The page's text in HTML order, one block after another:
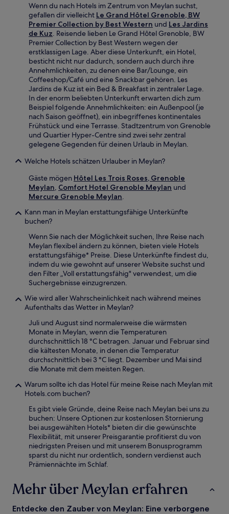
Wenn du nach Hotels im Zentrum von Meylan suchst,
gefallen dir vielleicht Le Grand Hôtel Grenoble, BW
Premier Collection by Best Western und Les Jardins
de Kuz. Reisende lieben Le Grand Hôtel Grenoble, BW
Premier Collection by Best Western wegen der
erstklassigen Lage. Aber diese Unterkunft, ein Hotel,
besticht nicht nur dadurch, sondern auch durch ihre
Annehmlichkeiten, zu denen eine Bar/Lounge, ein
Coffeeshop/Café und eine Snackbar gehören. Les
Jardins de Kuz ist ein Bed & Breakfast in zentraler Lage.
In der enorm beliebten Unterkunft erwarten dich zum
Beispiel folgende Annehmlichkeiten: ein Außenpool (je
nach Saison geöffnet), ein inbegriffenes kontinentales
Frühstück und eine Terrasse. Stadtzentrum von Grenoble
und Quartier Hyper-Centre sind zwei sehr zentral
gelegene Gegenden für deinen Urlaub in Meylan.
Welche Hotels schätzen Urlauber in Meylan?
Gäste mögen Hôtel Les Trois Roses, Grenoble
Meylan, Comfort Hotel Grenoble Meylan und
Mercure Grenoble Meylan.
Kann man in Meylan erstattungsfähige Unterkünfte
buchen?
Wenn Sie nach der Möglichkeit suchen, Ihre Reise nach
Meylan flexibel ändern zu können, bieten viele Hotels
erstattungsfähige* Preise. Diese Unterkünfte findest du,
indem du wie gewohnt auf unserer Website suchst und
den Filter „Voll erstattungsfähig" verwendest, um die
Suchergebnisse einzugrenzen.
Wie wird aller Wahrscheinlichkeit nach während meines
Aufenthalts das Wetter in Meylan?
Juli und August sind normalerweise die wärmsten
Monate in Meylan, wenn die Temperaturen
durchschnittlich 18 °C betragen. Januar und Februar sind
die kältesten Monate, in denen die Temperatur
durchschnittlich bei 3 °C liegt. Dezember und Mai sind
die Monate mit dem meisten Regen.
Warum sollte ich das Hotel für meine Reise nach Meylan mit
Hotels.com buchen?
Es gibt viele Gründe, deine Reise nach Meylan bei uns zu
buchen: Unsere Optionen zur kostenlosen Stornierung
bei ausgewählten Hotels* bieten dir die gewünschte
Flexibilität, mit unserer Preisgarantie profitierst du von
niedrigsten Preisen und mit unserem Bonusprogramm
sparst du nicht nur ordentlich, sondern verdienst auch
Prämiennächte im Schlaf.
Mehr über Meylan erfahren
Entdecke den Zauber von Meylan: Eine verborgene